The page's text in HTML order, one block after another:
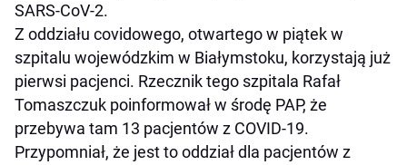
SARS-CoV-2.
Z oddziału covidowego, otwartego w piątek w
szpitalu wojewódzkim w Białymstoku, korzystają już
pierwsi pacjenci. Rzecznik tego szpitala Rafał
Tomaszczuk poinformował w środę PAP, że
przebywa tam 13 pacjentów z COVID-19.
Przypomniał, że jest to oddział dla pacjentów z